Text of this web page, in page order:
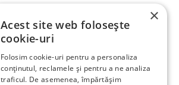
×
Acest site web folosește
cookie-uri
Folosim cookie-uri pentru a personaliza
conținutul, reclamele și pentru a ne analiza
traficul. De asemenea, împărtășim